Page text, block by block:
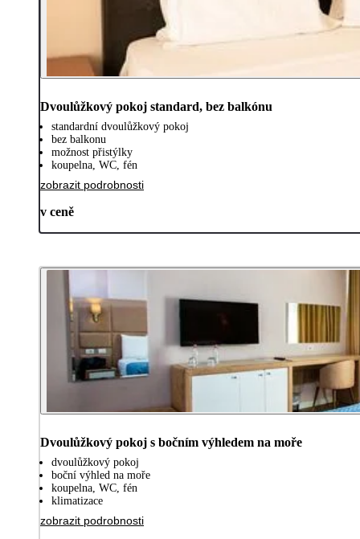
Dvoulůžkový pokoj standard, bez balkónu
standardní dvoulůžkový pokoj
bez balkonu
možnost přistýlky
koupelna, WC, fén
zobrazit podrobnosti
v ceně
Dvoulůžkový pokoj s bočním výhledem na moře
dvoulůžkový pokoj
boční výhled na moře
koupelna, WC, fén
klimatizace
zobrazit podrobnosti